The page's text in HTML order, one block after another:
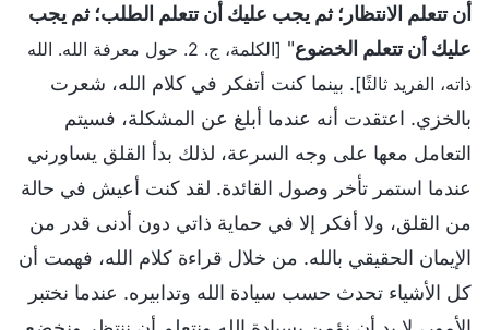
أن تتعلم الانتظار؛ ثم يجب عليك أن تتعلم الطلب؛ ثم يجب
عليك أن تتعلم الخضوع"
[الكلمة، ج. 2. حول معرفة الله. الله
ذاته، الفريد ثالثًا]. بينما كنت أتفكر في كلام الله، شعرت
بالخزي. اعتقدت أنه عندما أبلغ عن المشكلة، فسيتم
التعامل معها على وجه السرعة، لذلك بدأ القلق يساورني
عندما استمر تأخر وصول القائدة. لقد كنت أعيش في حالة
من القلق، ولا أفكر إلا في حماية ذاتي دون أدنى قدر من
الإيمان الحقيقي بالله. من خلال قراءة كلام الله، فهمت أن
كل الأشياء تحدث حسب سيادة الله وتدابيره. عندما نختبر